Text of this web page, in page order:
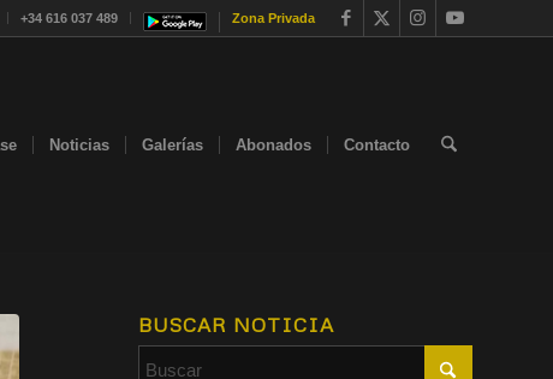
+34 616 037 489 Zona Privada
Noticias Galerías Abonados Contacto
BUSCAR NOTICIA